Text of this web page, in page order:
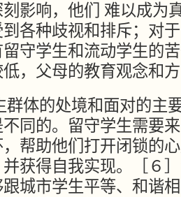
影响，他们 难以成为
各种歧视和排斥；对
守学生和流动学生的
，父母的教育观念和
群体的处境和面对的主
同的。留守学生需要
帮助他们打开闭锁的
获得自我实现。［６
城市学生平等、和谐